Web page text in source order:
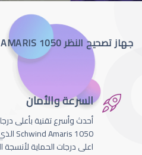
جهاز تصحيح النظر SCHWIND AMARIS 1050
السرعة والأمان
أحدث وأسرع تقنية بأعلى
اعلى درجات الحماية لأنسجة